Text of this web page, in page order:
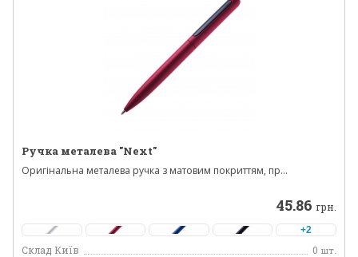
Ручка металева "Next"
Оригінальна металева ручка з матовим покриттям, пр...
45.86 грн.
+2
Склад Київ 0 шт.